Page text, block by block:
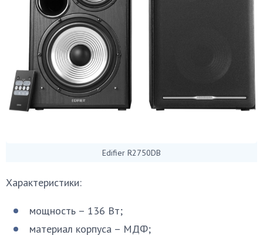
Edifier R2750DB
Характеристики:
мощность – 136 Вт;
материал корпуса – МДФ;